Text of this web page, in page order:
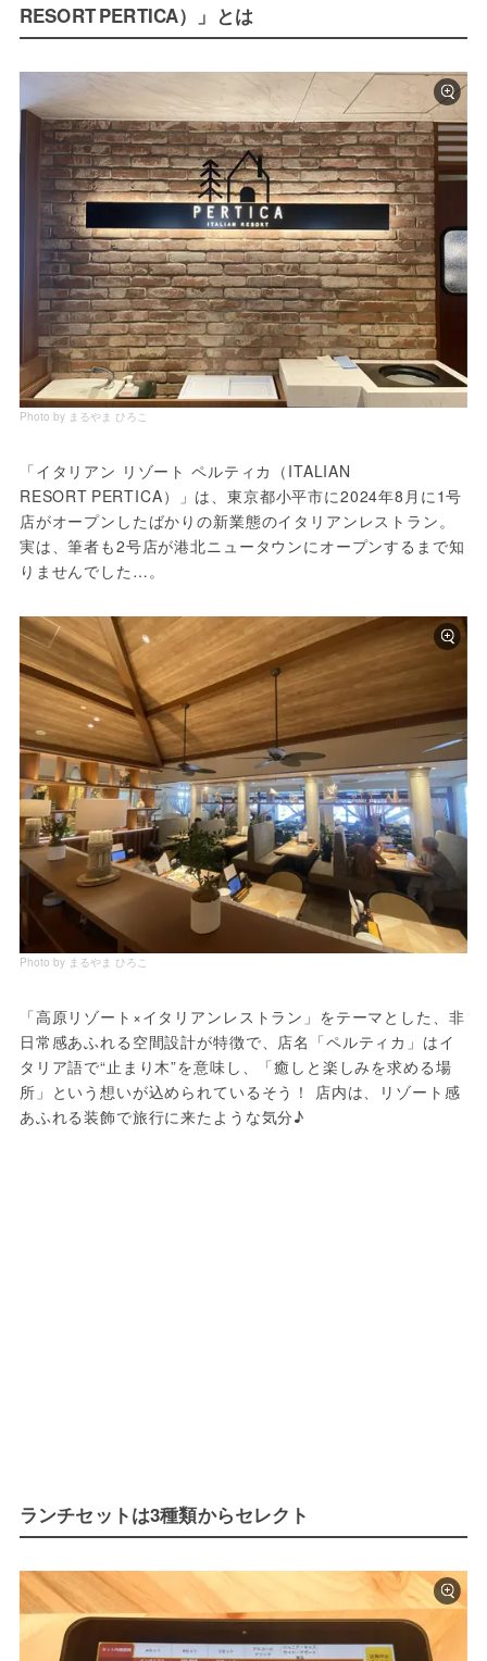
RESORT PERTICA）」とは
Photo by まるやま ひろこ
「イタリアン リゾート ペルティカ（ITALIAN
RESORT PERTICA）」は、東京都小平市に2024年8月に1号
店がオープンしたばかりの新業態のイタリアンレストラン。
実は、筆者も2号店が港北ニュータウンにオープンするまで知
りませんでした…。
Photo by まるやま ひろこ
「高原リゾート×イタリアンレストラン」をテーマとした、非
日常感あふれる空間設計が特徴で、店名「ペルティカ」はイ
タリア語で“止まり木”を意味し、「癒しと楽しみを求める場
所」という想いが込められているそう！ 店内は、リゾート感
あふれる装飾で旅行に来たような気分♪
ランチセットは3種類からセレクト